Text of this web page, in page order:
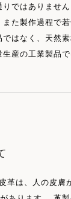
りではありませ
た製作過程で
はなく、天然
産の工業製品
革は、人の皮